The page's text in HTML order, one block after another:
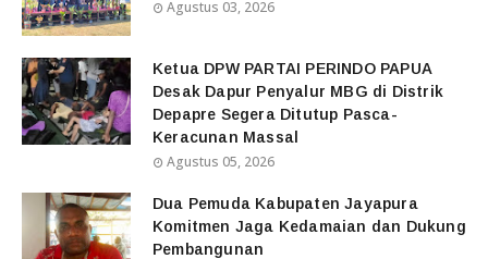
Agustus 03, 2026
Ketua DPW PARTAI PERINDO PAPUA
Desak Dapur Penyalur MBG di Distrik
Depapre Segera Ditutup Pasca-
Keracunan Massal
Agustus 05, 2026
Dua Pemuda Kabupaten Jayapura
Komitmen Jaga Kedamaian dan Dukung
Pembangunan